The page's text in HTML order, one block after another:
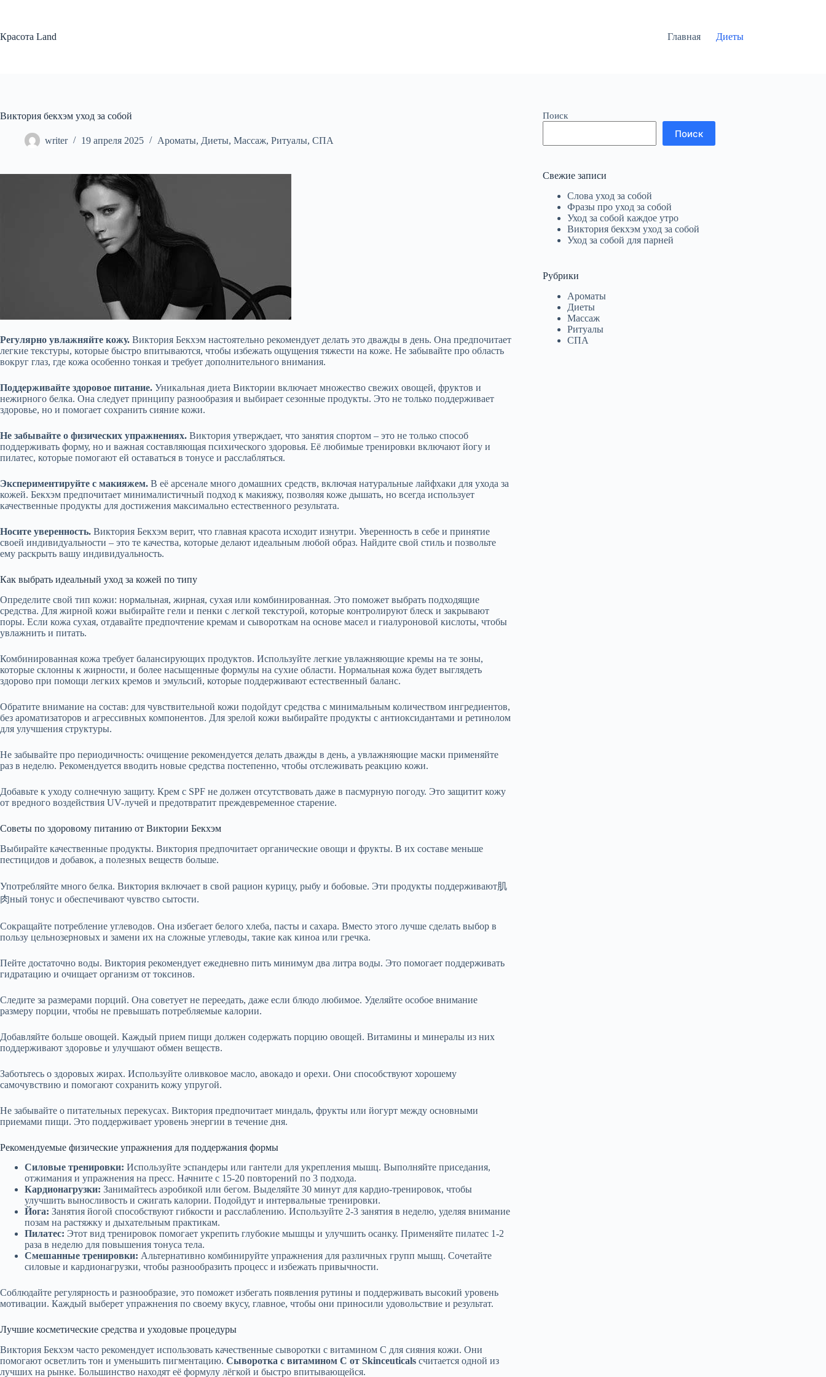
Красота Land
Главная Диеты
Виктория бекхэм уход за собой
writer 19 апреля 2025 Ароматы, Диеты, Массаж, Ритуалы, СПА
Регулярно увлажняйте кожу. Виктория Бекхэм настоятельно рекомендует делать это дважды в день. Она предпочитает
легкие текстуры, которые быстро впитываются, чтобы избежать ощущения тяжести на коже. Не забывайте про область
вокруг глаз, где кожа особенно тонкая и требует дополнительного внимания.
Поддерживайте здоровое питание. Уникальная диета Виктории включает множество свежих овощей, фруктов и
нежирного белка. Она следует принципу разнообразия и выбирает сезонные продукты. Это не только поддерживает
здоровье, но и помогает сохранить сияние кожи.
Не забывайте о физических упражнениях. Виктория утверждает, что занятия спортом – это не только способ
поддерживать форму, но и важная составляющая психического здоровья. Её любимые тренировки включают йогу и
пилатес, которые помогают ей оставаться в тонусе и расслабляться.
Экспериментируйте с макияжем. В её арсенале много домашних средств, включая натуральные лайфхаки для ухода за
кожей. Бекхэм предпочитает минималистичный подход к макияжу, позволяя коже дышать, но всегда использует
качественные продукты для достижения максимально естественного результата.
Носите уверенность. Виктория Бекхэм верит, что главная красота исходит изнутри. Уверенность в себе и принятие
своей индивидуальности – это те качества, которые делают идеальным любой образ. Найдите свой стиль и позвольте
ему раскрыть вашу индивидуальность.
Как выбрать идеальный уход за кожей по типу
Определите свой тип кожи: нормальная, жирная, сухая или комбинированная. Это поможет выбрать подходящие
средства. Для жирной кожи выбирайте гели и пенки с легкой текстурой, которые контролируют блеск и закрывают
поры. Если кожа сухая, отдавайте предпочтение кремам и сывороткам на основе масел и гиалуроновой кислоты, чтобы
увлажнить и питать.
Комбинированная кожа требует балансирующих продуктов. Используйте легкие увлажняющие кремы на те зоны,
которые склонны к жирности, и более насыщенные формулы на сухие области. Нормальная кожа будет выглядеть
здорово при помощи легких кремов и эмульсий, которые поддерживают естественный баланс.
Обратите внимание на состав: для чувствительной кожи подойдут средства с минимальным количеством ингредиентов,
без ароматизаторов и агрессивных компонентов. Для зрелой кожи выбирайте продукты с антиоксидантами и ретинолом
для улучшения структуры.
Не забывайте про периодичность: очищение рекомендуется делать дважды в день, а увлажняющие маски применяйте
раз в неделю. Рекомендуется вводить новые средства постепенно, чтобы отслеживать реакцию кожи.
Добавьте к уходу солнечную защиту. Крем с SPF не должен отсутствовать даже в пасмурную погоду. Это защитит кожу
от вредного воздействия UV-лучей и предотвратит преждевременное старение.
Советы по здоровому питанию от Виктории Бекхэм
Выбирайте качественные продукты. Виктория предпочитает органические овощи и фрукты. В их составе меньше
пестицидов и добавок, а полезных веществ больше.
Употребляйте много белка. Виктория включает в свой рацион курицу, рыбу и бобовые. Эти продукты поддерживают肌
肉ный тонус и обеспечивают чувство сытости.
Сокращайте потребление углеводов. Она избегает белого хлеба, пасты и сахара. Вместо этого лучше сделать выбор в
пользу цельнозерновых и замени их на сложные углеводы, такие как киноа или гречка.
Пейте достаточно воды. Виктория рекомендует ежедневно пить минимум два литра воды. Это помогает поддерживать
гидратацию и очищает организм от токсинов.
Следите за размерами порций. Она советует не переедать, даже если блюдо любимое. Уделяйте особое внимание
размеру порции, чтобы не превышать потребляемые калории.
Добавляйте больше овощей. Каждый прием пищи должен содержать порцию овощей. Витамины и минералы из них
поддерживают здоровье и улучшают обмен веществ.
Заботьтесь о здоровых жирах. Используйте оливковое масло, авокадо и орехи. Они способствуют хорошему
самочувствию и помогают сохранить кожу упругой.
Не забывайте о питательных перекусах. Виктория предпочитает миндаль, фрукты или йогурт между основными
приемами пищи. Это поддерживает уровень энергии в течение дня.
Рекомендуемые физические упражнения для поддержания формы
Силовые тренировки: Используйте эспандеры или гантели для укрепления мышц. Выполняйте приседания,
отжимания и упражнения на пресс. Начните с 15-20 повторений по 3 подхода.
Кардионагрузки: Занимайтесь аэробикой или бегом. Выделяйте 30 минут для кардио-тренировок, чтобы
улучшить выносливость и сжигать калории. Подойдут и интервальные тренировки.
Йога: Занятия йогой способствуют гибкости и расслаблению. Используйте 2-3 занятия в неделю, уделяя внимание
позам на растяжку и дыхательным практикам.
Пилатес: Этот вид тренировок помогает укрепить глубокие мышцы и улучшить осанку. Применяйте пилатес 1-2
раза в неделю для повышения тонуса тела.
Смешанные тренировки: Альтернативно комбинируйте упражнения для различных групп мышц. Сочетайте
силовые и кардионагрузки, чтобы разнообразить процесс и избежать привычности.
Соблюдайте регулярность и разнообразие, это поможет избегать появления рутины и поддерживать высокий уровень
мотивации. Каждый выберет упражнения по своему вкусу, главное, чтобы они приносили удовольствие и результат.
Лучшие косметические средства и уходовые процедуры
Виктория Бекхэм часто рекомендует использовать качественные сыворотки с витамином C для сияния кожи. Они
помогают осветлить тон и уменьшить пигментацию. Сыворотка с витамином C от Skinceuticals считается одной из
лучших на рынке. Большинство находят её формулу лёгкой и быстро впитывающейся.
Поиск
Поиск
Свежие записи
Слова уход за собой
Фразы про уход за собой
Уход за собой каждое утро
Виктория бекхэм уход за собой
Уход за собой для парней
Рубрики
Ароматы
Диеты
Массаж
Ритуалы
СПА